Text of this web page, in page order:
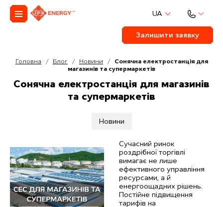
UA
Залишити заявку
Головна / Блог / Новини /
Сонячна електростанція для
магазинів та супермаркетів
Сонячна електростанція для магазинів
та супермаркетів
Новини
Сучасний ринок
роздрібної торгівлі
вимагає не лише
ефективного управління
ресурсами, а й
енергоощадних рішень.
Постійне підвищення
тарифів на